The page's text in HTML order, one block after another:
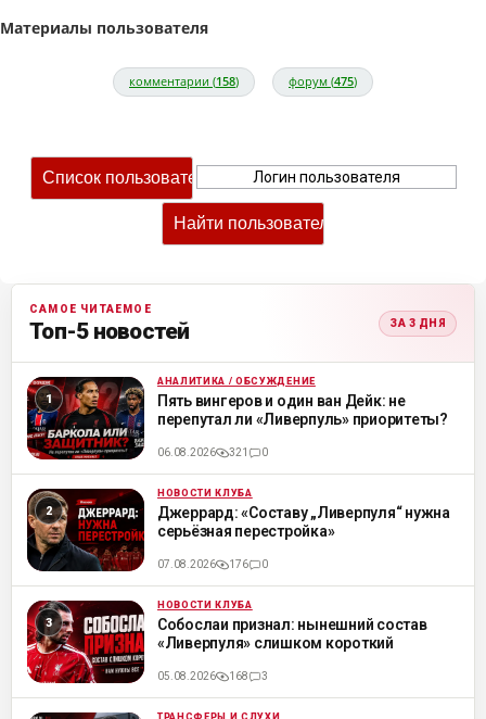
Материалы пользователя
комментарии (158) форум (475)
САМОЕ ЧИТАЕМОЕ
Топ-5 новостей ЗА 3 ДНЯ
ML АНАЛИТИКА / ОБСУЖДЕНИЕ
Пять вингеров и один ван Дейк: не
перепутал ли «Ливерпуль» приоритеты?
06.08.2026 321 0
ML НОВОСТИ КЛУБА
Джеррард: «Составу „Ливерпуля“ нужна
серьёзная перестройка»
07.08.2026 176 0
ML НОВОСТИ КЛУБА
Собослаи признал: нынешний состав
«Ливерпуля» слишком короткий
05.08.2026 168 3
ТРАНСФЕРЫ И СЛУХИ